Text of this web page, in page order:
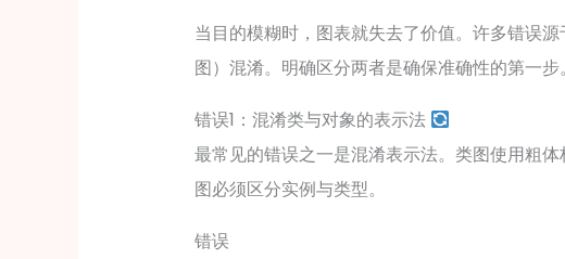
当目的模糊时，图表就失去了价值。许多错误
图）混淆。明确区分两者是确保准确性的第一步。
错误1：混淆类与对象的表示法
最常见的错误之一是混淆表示法。类图使用粗
图必须区分实例与类型。
错误